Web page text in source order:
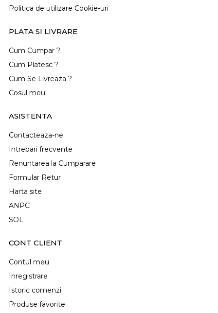
Politica de utilizare Cookie-uri
PLATA SI LIVRARE
Cum Cumpar ?
Cum Platesc ?
Cum Se Livreaza ?
Cosul meu
ASISTENTA
Contacteaza-ne
Intrebari frecvente
Renuntarea la Cumparare
Formular Retur
Harta site
ANPC
SOL
CONT CLIENT
Contul meu
Inregistrare
Istoric comenzi
Produse favorite